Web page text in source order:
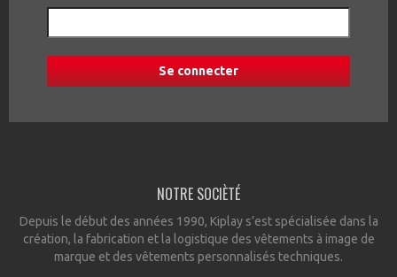
NOTRE SOCIÈTÉ
Depuis le début des années 1990, Kiplay s’est spécialisée dans la
création, la fabrication et la logistique des vêtements à image de
marque et des vêtements personnalisés techniques.